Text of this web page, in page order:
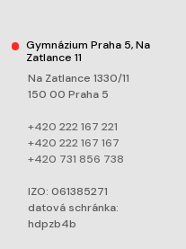
Gymnázium Praha 5, Na
Zatlance 11
Na Zatlance 1330/11
150 00 Praha 5
+420 222 167 221
+420 222 167 167
+420 731 856 738
IZO: 061385271
datová schránka:
hdpzb4b